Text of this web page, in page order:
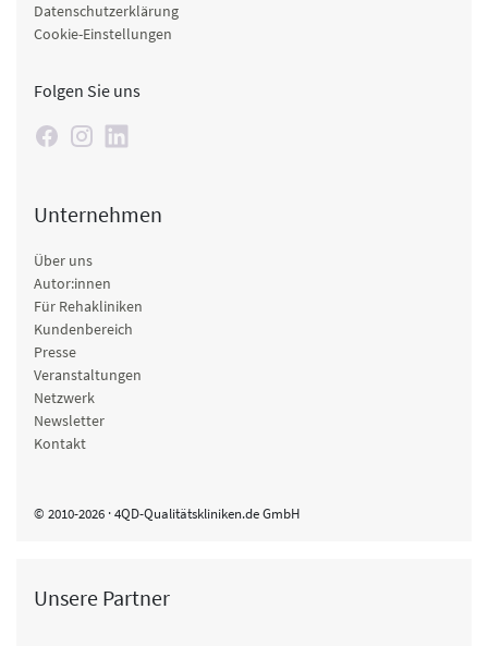
Datenschutzerklärung
Cookie-Einstellungen
Folgen Sie uns
Unternehmen
Über uns
Autor:innen
Für Rehakliniken
Kundenbereich
Presse
Veranstaltungen
Netzwerk
Newsletter
Kontakt
© 2010-2026 · 4QD-Qualitätskliniken.de GmbH
Unsere Partner